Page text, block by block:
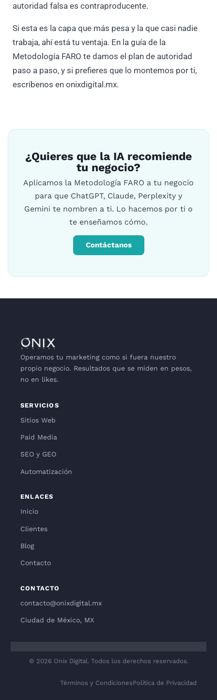
autoridad falsa es contraproducente.
Si esta es la capa que más pesa y la que casi nadie
trabaja, ahí está tu ventaja. En la guía de la
Metodología FARO te damos el plan de autoridad
paso a paso, y si prefieres que lo montemos por ti,
escríbenos en onixdigital.mx.
¿Quieres que la IA recomiende
tu negocio?
Aplicamos la Metodología FARO a tu negocio
para que ChatGPT, Claude, Perplexity y
Gemini te nombren a ti. Lo hacemos por ti o
te enseñamos cómo.
Contáctanos
Operamos tu marketing como si fuera nuestro
propio negocio. Resultados que se miden en pesos,
no en likes.
SERVICIOS
Sitios Web
Paid Media
SEO y GEO
Automatización
ENLACES
Inicio
Clientes
Blog
Contacto
CONTACTO
contacto@onixdigital.mx
Ciudad de México, MX
© 2026 Onix Digital. Todos los derechos reservados.
Términos y CondicionesPolítica de Privacidad